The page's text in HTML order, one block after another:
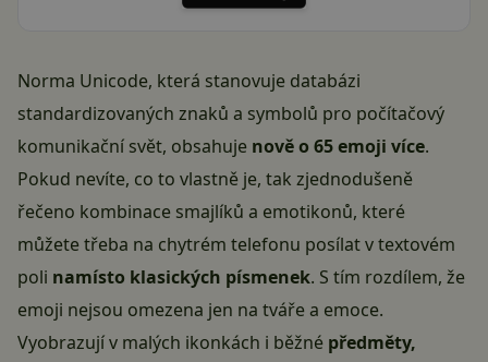
Norma Unicode, která stanovuje databázi
standardizovaných znaků a symbolů pro počítačový
komunikační svět, obsahuje nově o 65 emoji více.
Pokud nevíte, co to vlastně je, tak zjednodušeně
řečeno kombinace smajlíků a emotikonů, které
můžete třeba na chytrém telefonu posílat v textovém
poli namísto klasických písmenek. S tím rozdílem, že
emoji nejsou omezena jen na tváře a emoce.
Vyobrazují v malých ikonkách i běžné předměty,